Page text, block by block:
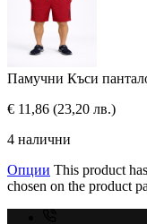
Памучни Къси
€ 11,86 (23,20 лв.)
4 налични
Опции This product
chosen on the product